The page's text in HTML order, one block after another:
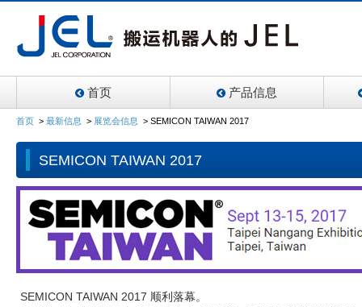
首页 产品信息
首页 > 最新信息 > 展览会信息 > SEMICON TAIWAN 2017
SEMICON TAIWAN 2017
SEMICON TAIWAN 2017 顺利落幕。